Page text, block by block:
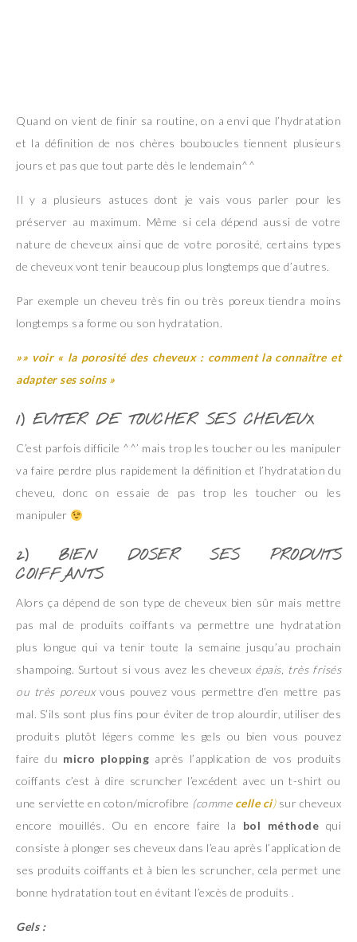
Quand on vient de finir sa routine, on a envi que l’hydratation
et la définition de nos chères bouboucles tiennent plusieurs
jours et pas que tout parte dès le lendemain^^
Il y a plusieurs astuces dont je vais vous parler pour les
préserver au maximum. Même si cela dépend aussi de votre
nature de cheveux ainsi que de votre porosité, certains types
de cheveux vont tenir beaucoup plus longtemps que d’autres.
Par exemple un cheveu très fin ou très poreux tiendra moins
longtemps sa forme ou son hydratation.
»» voir « la porosité des cheveux : comment la connaître et
adapter ses soins »
1) EVITER DE TOUCHER SES CHEVEUX
C’est parfois difficile ^^’ mais trop les toucher ou les manipuler
va faire perdre plus rapidement la définition et l’hydratation du
cheveu, donc on essaie de pas trop les toucher ou les
manipuler
2) BIEN DOSER SES PRODUITS
COIFFANTS
Alors ça dépend de son type de cheveux bien sûr mais mettre
pas mal de produits coiffants va permettre une hydratation
plus longue qui va tenir toute la semaine jusqu’au prochain
shampoing. Surtout si vous avez les cheveux épais, très frisés
ou très poreuxvous pouvez vous permettre d’en mettre pas
mal. S’ils sont plus fins pour éviter de trop alourdir, utiliser des
produits plutôt légers comme les gels ou bien vous pouvez
faire du micro plopping après l’application de vos produits
coiffants c’est à dire scruncher l’excédent avec un t-shirt ou
une serviette en coton/microfibre (comme celle ci)sur cheveux
encore mouillés. Ou en encore faire la bol méthode qui
consiste à plonger ses cheveux dans l’eau après l’application de
ses produits coiffants et à bien les scruncher, cela permet une
bonne hydratation tout en évitant l’excès de produits .
Gels :